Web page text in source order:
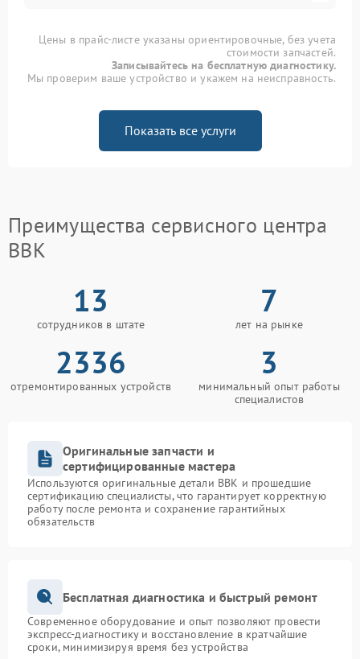
Цены в прайс-листе указаны ориентировочные, без учета
стоимости запчастей.
Записывайтесь на бесплатную диагностику.
Мы проверим ваше устройство и укажем на неисправность.
Показать все услуги
Преимущества сервисного центра
BBK
13
сотрудников в штате
7
лет на рынке
2336
отремонтированных устройств
3
минимальный опыт работы
специалистов
Оригинальные запчасти и
сертифицированные мастера
Используются оригинальные детали BBK и прошедшие
сертификацию специалисты, что гарантирует корректную
работу после ремонта и сохранение гарантийных
обязательств
Бесплатная диагностика и быстрый ремонт
Современное оборудование и опыт позволяют провести
экспресс-диагностику и восстановление в кратчайшие
сроки, минимизируя время без устройства